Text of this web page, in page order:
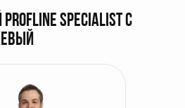
Specialist с